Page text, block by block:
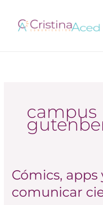
contenido
campus
Cómics,
comunicar
Cómics,
y